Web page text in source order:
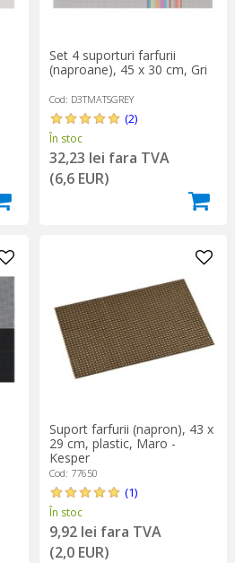
Set 4 suporturi farfurii
(naproane), 45 x 30 cm, Gri
Cod: D3TMATSGREY
(2)
În stoc
32,23 lei fara TVA
(6,6 EUR)
Suport farfurii (napron), 43 x
29 cm, plastic, Maro -
Kesper
Cod: 77650
(1)
În stoc
9,92 lei fara TVA
(2,0 EUR)